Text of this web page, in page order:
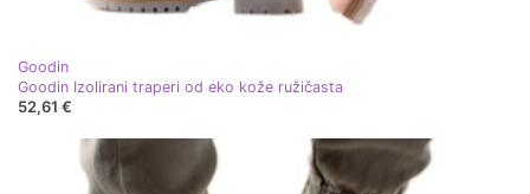
Goodin
Goodin Izolirani traperi od eko kože ružičasta
52,61 €